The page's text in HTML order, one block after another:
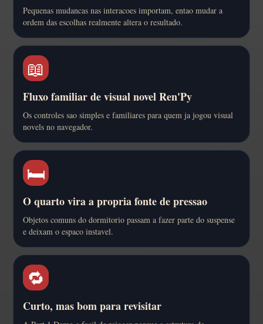
Pequenas mudancas nas interacoes importam, entao mudar a
ordem das escolhas realmente altera o resultado.
📖
Fluxo familiar de visual novel Ren'Py
Os controles sao simples e familiares para quem ja jogou visual
novels no navegador.
🛏️
O quarto vira a propria fonte de pressao
Objetos comuns do dormitorio passam a fazer parte do suspense
e deixam o espaco instavel.
🔁
Curto, mas bom para revisitar